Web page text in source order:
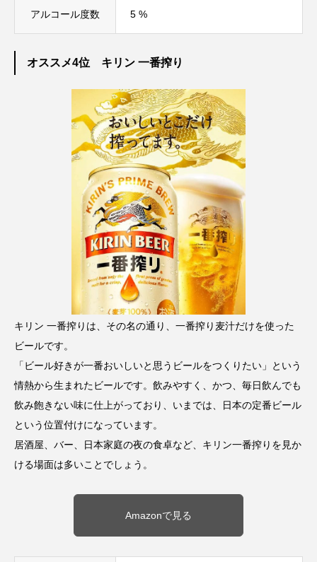
アルコール度数 5 %
オススメ4位 キリン 一番搾り
キリン 一番搾りは、その名の通り、一番搾り麦汁だけを使った
ビールです。
「ビール好きが一番おいしいと思うビールをつくりたい」という
情熱から生まれたビールです。飲みやすく、かつ、毎日飲んでも
飲み飽きない味に仕上がっており、いまでは、日本の定番ビール
という位置付けになっています。
居酒屋、バー、日本家庭の夜の食卓など、キリン一番搾りを見か
ける場面は多いことでしょう。
Amazonで見る